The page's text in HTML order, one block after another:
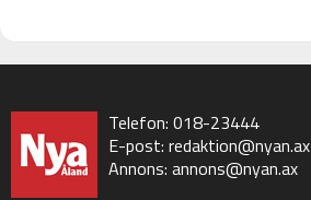
Telefon: 018-23444
E-post: redaktion@nyan.ax
Annons: annons@nyan.ax